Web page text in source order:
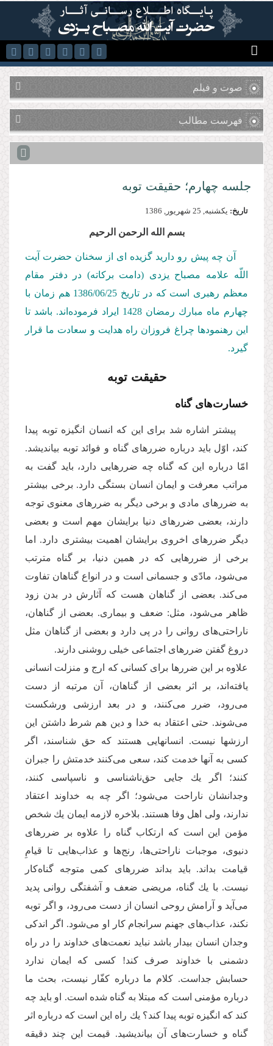
رفتن به محتوای اصلی
صوت و فیلم
فهرست مطالب
جلسه چهارم؛ حقیقت توبه
تاریخ: يكشنبه, 25 شهريور, 1386
بسم الله الرحمن الرحیم
آن چه پیش رو دارید گزیده ‌‌ای از سخنان حضرت آیت
اللّه علامه مصباح یزدی (دامت بركاته) در دفتر مقام
معظم رهبری است كه در تاریخ 1386/06/25 هم زمان با
چهارم ماه مبارك رمضان 1428 ایراد فرموده‌‌اند. باشد تا
این رهنمودها چراغ فروزان راه هدایت و سعادت ما قرار
گیرد.
حقیقت توبه
خسارت‌‌های گناه
پیشتر اشاره شد برای این كه انسان انگیزه توبه پیدا
كند، اوّل باید درباره ضررهای گناه و فوائد توبه بیاندیشد.
امّا درباره این كه گناه چه ضررهایی دارد، باید گفت به
مراتب معرفت و ایمان انسان بستگی دارد. برخی بیشتر
به ضررهای مادی و برخی دیگر به ضررهای معنوی توجه
دارند، بعضی ضررهای دنیا برایشان مهم است و بعضی
دیگر ضررهای اخروی برایشان اهمیت بیشتری دارد. اما
برخی از ضررهایی كه در همین دنیا، بر گناه مترتب
می‌‌شود، مادّی و جسمانی است و در انواع گناهان تفاوت
می‌‌كند. بعضی از گناهان هست كه آثارش در بدن زود
ظاهر می‌‌شود، مثل: ضعف و بیماری. بعضی از گناهان،
ناراحتی‌‌های روانی را در پی دارد و بعضی از گناهان مثل
دروغ گفتن ضررهای اجتماعی خیلی روشنی دارند.
علاوه بر این ضررها برای كسانی كه ارج و منزلت انسانی
یافته‌‌اند، بر اثر بعضی از گناهان، آن مرتبه از دست
می‌‌رود، ضرر می‌‌كنند، و در بعد ارزشی ورشكست
می‌‌شوند. حتی اعتقاد به خدا و دین هم شرط داشتن این
ارزشها نیست. انسانهایی هستند كه حق شناسند، اگر
كسی به آنها خدمت كند، سعی می‌‌كنند خدمتش را جبران
كنند؛ اگر یك جایی حق‌‌ناشناسی و ناسپاسی كنند،
وجدانشان ناراحت می‌‌شود؛ اگر چه به خداوند اعتقاد
ندارند، ولی اهل وفا هستند. بلاخره لازمه ایمان یك شخص
مؤمن این است كه ارتكاب گناه را علاوه بر ضررهای
دنیوی، موجبات ناراحتی‌‌ها، رنج‌‌ها و عذاب‌‌هایی تا قیامِ
قیامت بداند. باید بداند ضررهای كمی متوجه گناه‌‌كار
نیست. با یك گناه، مریضی ضعف و آشفتگی روانی پدید
می‌‌آید و آرامش روحی انسان از دست می‌‌رود، و اگر توبه
نكند، عذاب‌‌های جهنم سرانجام كار او می‌‌شود. اگر اندكی
وجدان انسان بیدار باشد نباید نعمت‌‌های خداوند را در راه
دشمنی با خداوند صرف كند! كسی كه ایمان ندارد
حسابش جداست. كلام ما درباره كفّار نیست، بحث ما
درباره مؤمنی است كه مبتلا به گناه شده است. او باید چه
كند كه انگیزه توبه پیدا كند؟ یك راه این است كه درباره اثر
گناه و خسارت‌‌های آن بیاندیشید. قیمت این چند دقیقه